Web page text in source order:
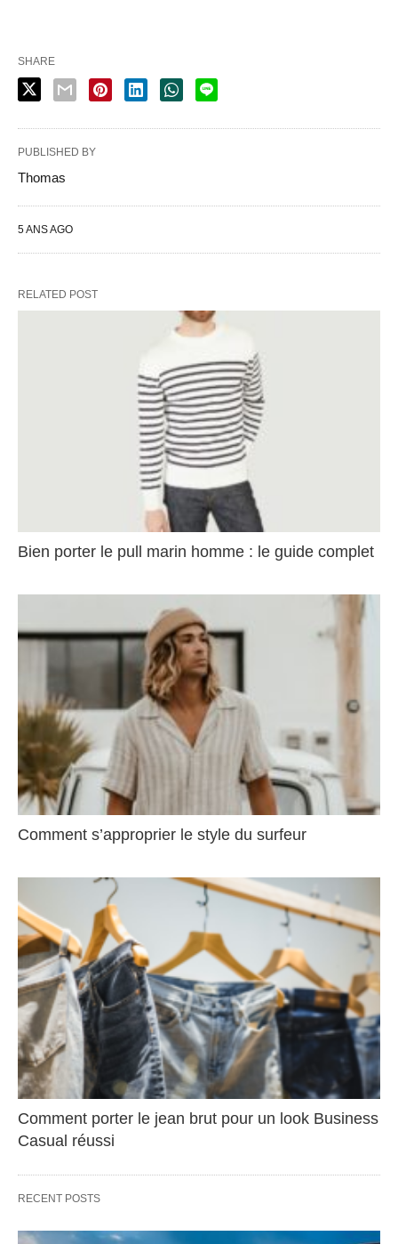
SHARE
PUBLISHED BY
Thomas
5 ANS AGO
RELATED POST
Bien porter le pull marin homme : le guide complet
Comment s’approprier le style du surfeur
Comment porter le jean brut pour un look Business
Casual réussi
RECENT POSTS